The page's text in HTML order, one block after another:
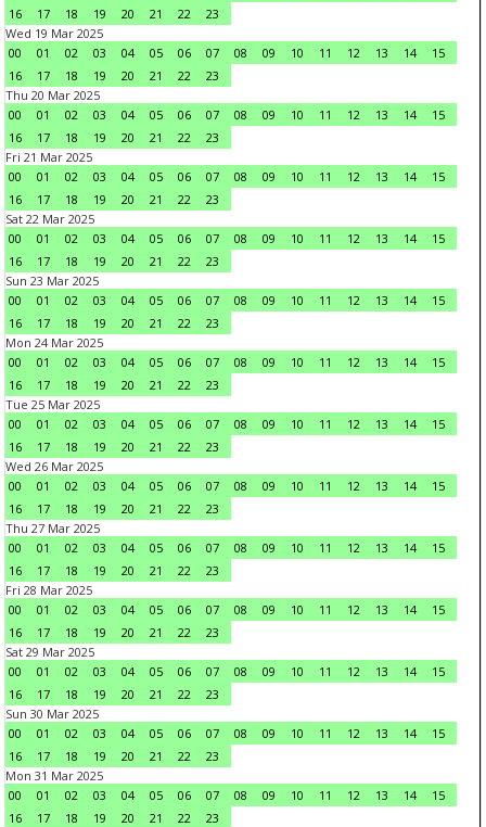
16
17 18 19 20 21 22
23
Wed 19 Mar 2025
00
01 02 03 04 05 06 07 08 09 10 11 12 13 14
15
16
17 18 19 20 21 22
23
Thu 20 Mar 2025
00
01 02 03 04 05 06 07 08 09 10 11 12 13 14
15
16
17 18 19 20 21 22
23
Fri 21 Mar 2025
00
01 02 03 04 05 06 07 08 09 10 11 12 13 14
15
16
17 18 19 20 21 22
23
Sat 22 Mar 2025
00
01 02 03 04 05 06 07 08 09 10 11 12 13 14
15
16
17 18 19 20 21 22
23
Sun 23 Mar 2025
00
01 02 03 04 05 06 07 08 09 10 11 12 13 14
15
16
17 18 19 20 21 22
23
Mon 24 Mar 2025
00
01 02 03 04 05 06 07 08 09 10 11 12 13 14
15
16
17 18 19 20 21 22
23
Tue 25 Mar 2025
00
01 02 03 04 05 06 07 08 09 10 11 12 13 14
15
16
17 18 19 20 21 22
23
Wed 26 Mar 2025
00
01 02 03 04 05 06 07 08 09 10 11 12 13 14
15
16
17 18 19 20 21 22
23
Thu 27 Mar 2025
00
01 02 03 04 05 06 07 08 09 10 11 12 13 14
15
16
17 18 19 20 21 22
23
Fri 28 Mar 2025
00
01 02 03 04 05 06 07 08 09 10 11 12 13 14
15
16
17 18 19 20 21 22
23
Sat 29 Mar 2025
00
01 02 03 04 05 06 07 08 09 10 11 12 13 14
15
16
17 18 19 20 21 22
23
Sun 30 Mar 2025
00
01 02 03 04 05 06 07 08 09 10 11 12 13 14
15
16
17 18 19 20 21 22
23
Mon 31 Mar 2025
00
01 02 03 04 05 06 07 08 09 10 11 12 13 14
15
16
17 18 19 20 21 22
23